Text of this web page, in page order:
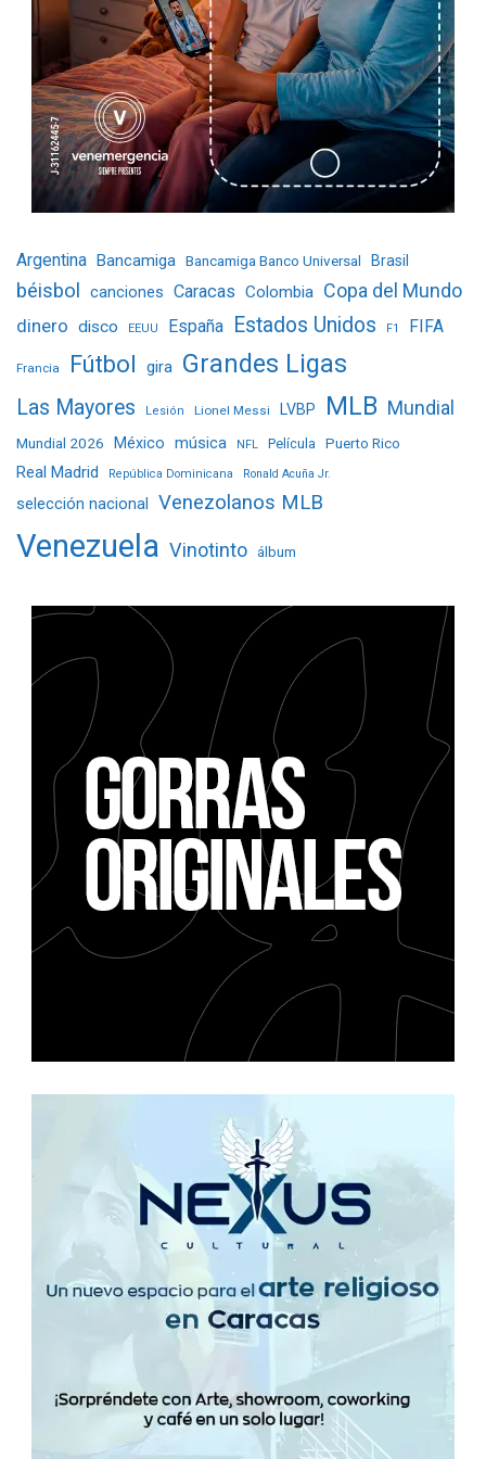
Argentina Bancamiga Bancamiga Banco Universal Brasil
béisbol canciones Caracas Colombia Copa del Mundo
dinero disco EEUU España Estados Unidos F1 FIFA
Francia Fútbol gira Grandes Ligas
Las Mayores Lesión Lionel Messi LVBP MLB Mundial
Mundial 2026 México música NFL Película Puerto Rico
Real Madrid República Dominicana Ronald Acuña Jr.
selección nacional Venezolanos MLB
Venezuela Vinotinto álbum